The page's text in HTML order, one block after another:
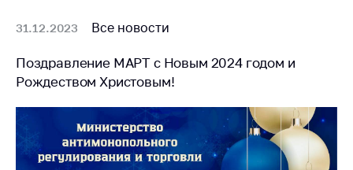
31.12.2023 Все новости
Поздравление МАРТ с Новым 2024 годом и
Рождеством Христовым!